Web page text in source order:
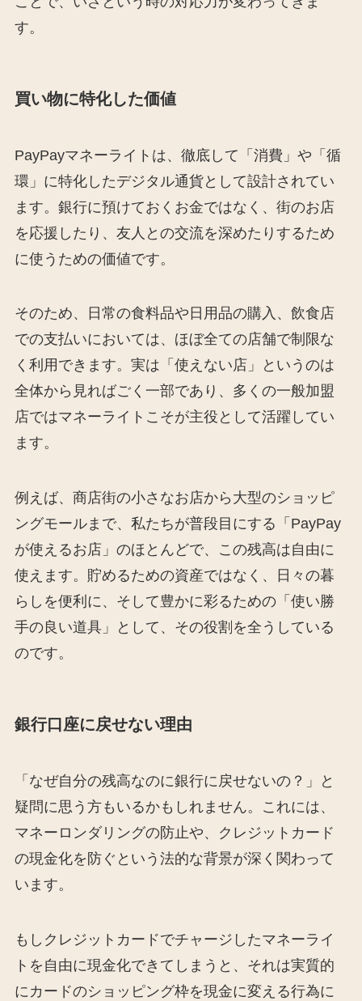
す。
買い物に特化した価値
PayPayマネーライトは、徹底して「消費」や「循
環」に特化したデジタル通貨として設計されてい
ます。銀行に預けておくお金ではなく、街のお店
を応援したり、友人との交流を深めたりするため
に使うための価値です。
そのため、日常の食料品や日用品の購入、飲食店
での支払いにおいては、ほぼ全ての店舗で制限な
く利用できます。実は「使えない店」というのは
全体から見ればごく一部であり、多くの一般加盟
店ではマネーライトこそが主役として活躍してい
ます。
例えば、商店街の小さなお店から大型のショッピ
ングモールまで、私たちが普段目にする「PayPay
が使えるお店」のほとんどで、この残高は自由に
使えます。貯めるための資産ではなく、日々の暮
らしを便利に、そして豊かに彩るための「使い勝
手の良い道具」として、その役割を全うしている
のです。
銀行口座に戻せない理由
「なぜ自分の残高なのに銀行に戻せないの？」と
疑問に思う方もいるかもしれません。これには、
マネーロンダリングの防止や、クレジットカード
の現金化を防ぐという法的な背景が深く関わって
います。
もしクレジットカードでチャージしたマネーライ
トを自由に現金化できてしまうと、それは実質的
にカードのショッピング枠を現金に変える行為に